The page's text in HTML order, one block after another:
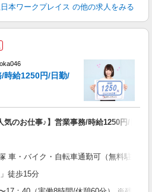
本ワークプレイス の他の求人をみる
/時給1250円/日勤/
気のお仕事♪】営業事務/時給1250円/日勤/
車・バイク・自転車通勤可（無料駐車
徒歩15分